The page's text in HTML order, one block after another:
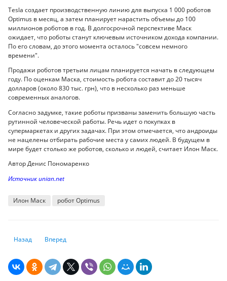
Tesla создает производственную линию для выпуска 1 000 роботов
Optimus в месяц, а затем планирует нарастить объемы до 100
миллионов роботов в год. В долгосрочной перспективе Маск
ожидает, что роботы станут ключевым источником дохода компании.
По его словам, до этого момента осталось "совсем немного
времени".
Продажи роботов третьим лицам планируется начать в следующем
году. По оценкам Маска, стоимость робота составит до 20 тысяч
долларов (около 830 тыс. грн), что в несколько раз меньше
современных аналогов.
Согласно задумке, такие роботы призваны заменить большую часть
рутинной человеческой работы. Речь идет о покупках в
супермаркетах и других задачах. При этом отмечается, что андроиды
не нацелены отбирать рабочие места у самих людей. В будущем в
мире будет столько же роботов, сколько и людей, считает Илон Маск.
Автор Денис Пономаренко
Источник unian.net
Илон Маск робот Optimus
Предыдущий: Нежелательные звонки - как спам-вызов на Android
Назад Следующий: Как проверить телефон на прослушку —
Вперед